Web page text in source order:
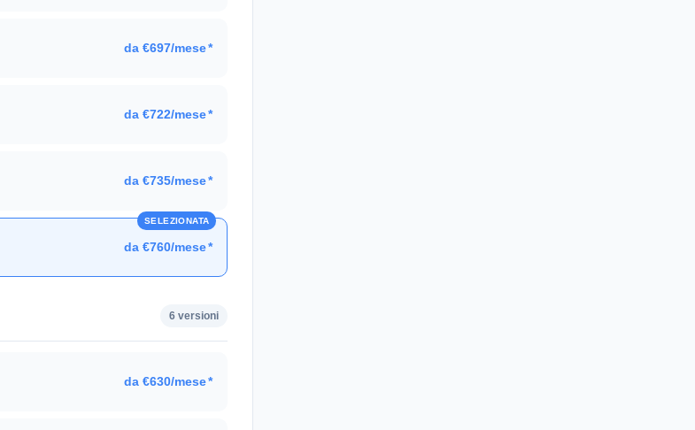
da €697/mese*
da €722/mese*
da €735/mese*
da €760/mese*
SELEZIONATA
6 versioni
da €630/mese*